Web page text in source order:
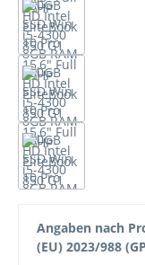
Angaben nach
(EU) 2023/988